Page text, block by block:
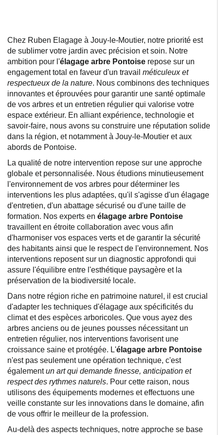
Chez Ruben Elagage à Jouy-le-Moutier, notre priorité est
de sublimer votre jardin avec précision et soin. Notre
ambition pour l'élagage arbre Pontoise repose sur un
engagement total en faveur d'un travail méticuleux et
respectueux de la nature. Nous combinons des techniques
innovantes et éprouvées pour garantir une santé optimale
de vos arbres et un entretien régulier qui valorise votre
espace extérieur. En alliant expérience, technologie et
savoir-faire, nous avons su construire une réputation solide
dans la région, et notamment à Jouy-le-Moutier et aux
abords de Pontoise.
La qualité de notre intervention repose sur une approche
globale et personnalisée. Nous étudions minutieusement
l'environnement de vos arbres pour déterminer les
interventions les plus adaptées, qu'il s'agisse d'un élagage
d'entretien, d'un abattage sécurisé ou d'une taille de
formation. Nos experts en élagage arbre Pontoise
travaillent en étroite collaboration avec vous afin
d'harmoniser vos espaces verts et de garantir la sécurité
des habitants ainsi que le respect de l'environnement. Nos
interventions reposent sur un diagnostic approfondi qui
assure l'équilibre entre l'esthétique paysagère et la
préservation de la biodiversité locale.
Dans notre région riche en patrimoine naturel, il est crucial
d'adapter les techniques d'élagage aux spécificités du
climat et des espèces arboricoles. Que vous ayez des
arbres anciens ou de jeunes pousses nécessitant un
entretien régulier, nos interventions favorisent une
croissance saine et protégée. L'élagage arbre Pontoise
n'est pas seulement une opération technique, c'est
égalementun art qui demande finesse, anticipation et
respect des rythmes naturels. Pour cette raison, nous
utilisons des équipements modernes et effectuons une
veille constante sur les innovations dans le domaine, afin
de vous offrir le meilleur de la profession.
Au-delà des aspects techniques, notre approche se base